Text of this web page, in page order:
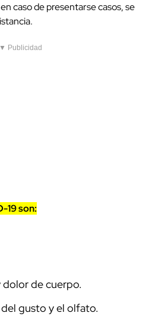
caso de presentarse casos, se
▼ Publicidad
19 son:
de cuerpo.
gusto y el olfato.